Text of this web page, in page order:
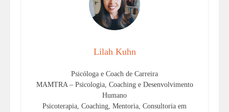
Lilah Kuhn
Psicóloga e Coach de Carreira
MAMTRA – Psicologia, Coaching e Desenvolvimento
Humano
Psicoterapia, Coaching, Mentoria, Consultoria em